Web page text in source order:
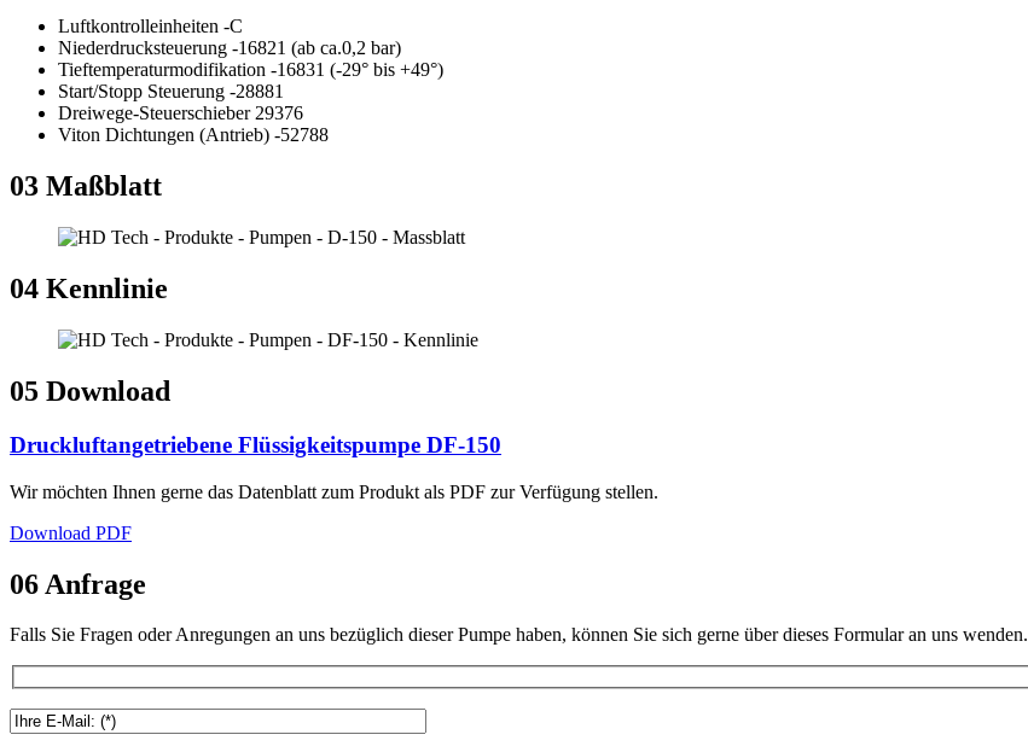
Luftkontrolleinheiten -C
Niederdrucksteuerung -16821 (ab ca.0,2 bar)
Tieftemperaturmodifikation -16831 (-29° bis +49°)
Start/Stopp Steuerung -28881
Dreiwege-Steuerschieber 29376
Viton Dichtungen (Antrieb) -52788
03 Maßblatt
04 Kennlinie
05 Download
Druckluftangetriebene Flüssigkeitspumpe DF-150
Wir möchten Ihnen gerne das Datenblatt zum Produkt als PDF zur Verfügung stellen.
Download PDF
06 Anfrage
Falls Sie Fragen oder Anregungen an uns bezüglich dieser Pumpe haben, können Sie sich gerne über dieses Formular an uns wenden.